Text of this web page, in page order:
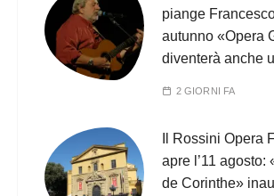
piange
autunno «Opera
diventerà anche
2 GIORNI FA
Il Rossini Opera
apre l’11 agosto:
de Corinthe»